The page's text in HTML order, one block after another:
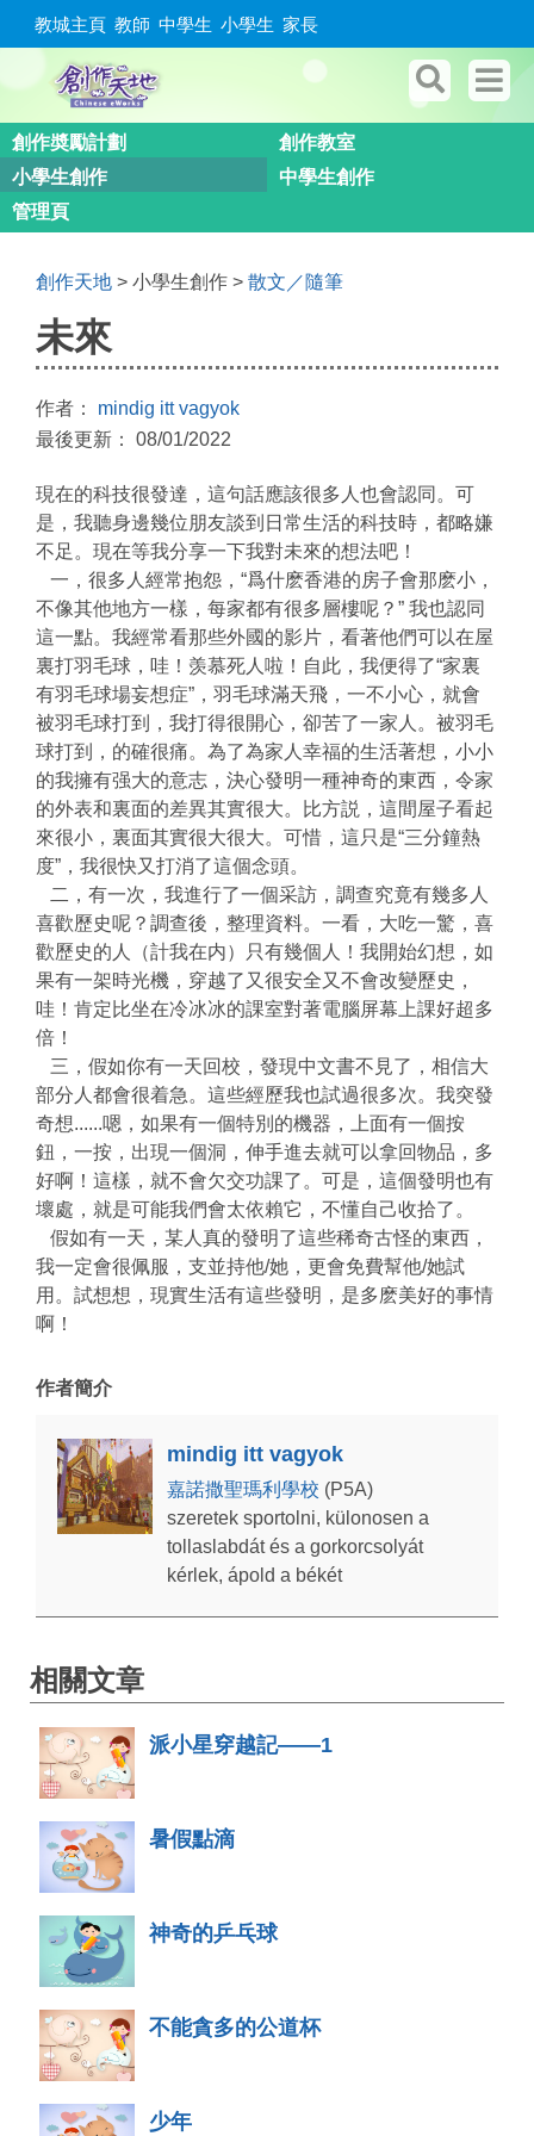
教城主頁 教師 中學生 小學生 家長
創作奬勵計劃
創作教室
小學生創作
中學生創作
管理頁
創作天地 > 小學生創作 > 散文／隨筆
未來
作者： mindig itt vagyok
最後更新： 08/01/2022
現在的科技很發達，這句話應該很多人也會認同。可
是，我聽身邊幾位朋友談到日常生活的科技時，都略嫌
不足。現在等我分享一下我對未來的想法吧！
一，很多人經常抱怨，“爲什麽香港的房子會那麽小，
不像其他地方一樣，每家都有很多層樓呢？” 我也認同
這一點。我經常看那些外國的影片，看著他們可以在屋
裏打羽毛球，哇！羡慕死人啦！自此，我便得了“家裏
有羽毛球場妄想症”，羽毛球滿天飛，一不小心，就會
被羽毛球打到，我打得很開心，卻苦了一家人。被羽毛
球打到，的確很痛。為了為家人幸福的生活著想，小小
的我擁有强大的意志，決心發明一種神奇的東西，令家
的外表和裏面的差異其實很大。比方説，這間屋子看起
來很小，裏面其實很大很大。可惜，這只是“三分鐘熱
度”，我很快又打消了這個念頭。
二，有一次，我進行了一個采訪，調查究竟有幾多人
喜歡歷史呢？調查後，整理資料。一看，大吃一驚，喜
歡歷史的人（計我在内）只有幾個人！我開始幻想，如
果有一架時光機，穿越了又很安全又不會改變歷史，
哇！肯定比坐在冷冰冰的課室對著電腦屏幕上課好超多
倍！
三，假如你有一天回校，發現中文書不見了，相信大
部分人都會很着急。這些經歷我也試過很多次。我突發
奇想......嗯，如果有一個特別的機器，上面有一個按
鈕，一按，出現一個洞，伸手進去就可以拿回物品，多
好啊！這樣，就不會欠交功課了。可是，這個發明也有
壞處，就是可能我們會太依賴它，不懂自己收拾了。
假如有一天，某人真的發明了這些稀奇古怪的東西，
我一定會很佩服，支並持他/她，更會免費幫他/她試
用。試想想，現實生活有這些發明，是多麽美好的事情
啊！
作者簡介
mindig itt vagyok
嘉諾撒聖瑪利學校 (P5A)
szeretek sportolni, külonosen a
tollaslabdát és a gorkorcsolyát
kérlek, ápold a békét
相關文章
派小星穿越記——1
暑假點滴
神奇的乒乓球
不能貪多的公道杯
少年